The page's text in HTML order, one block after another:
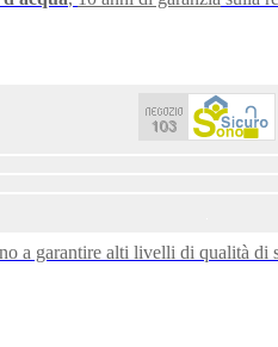
a garantire alti livelli di qualità di